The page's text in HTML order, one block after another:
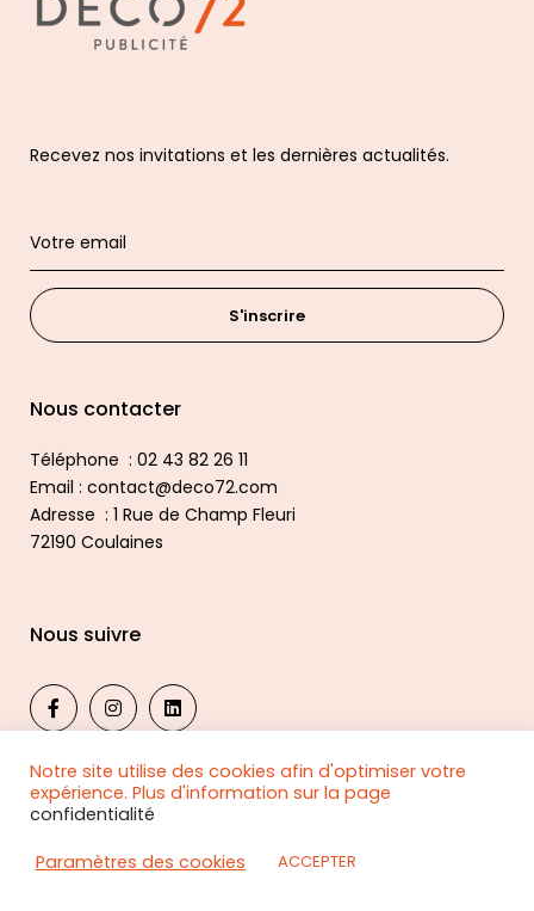
Recevez nos invitations et les dernières actualités.
S'inscrire
Nous contacter
Téléphone : 02 43 82 26 11
Email : contact@deco72.com
Adresse : 1 Rue de Champ Fleuri
72190 Coulaines
Nous suivre
Tous droits réservés
Notre site utilise des cookies afin d'optimiser votre
expérience. Plus d'information sur la page
confidentialité
Paramètres des cookies
ACCEPTER